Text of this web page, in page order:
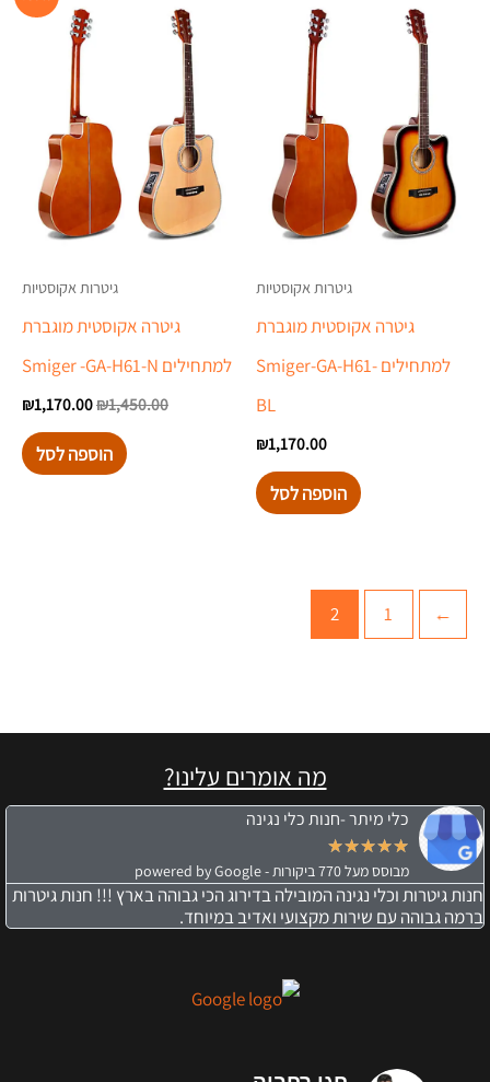
גיטרות אקוסטיות
גיטרה אקוסטית מוגברת
למתחילים Smiger-GA-H61-
BL
₪1,170.00
הוספה לסל
גיטרות אקוסטיות
גיטרה אקוסטית מוגברת
למתחילים Smiger -GA-H61-N
₪1,450.00
המקורי
היה:
₪1,450.00.
₪1,170.00
הוספה לסל
→
1
2
מה אומרים עלינו?
כלי מיתר -חנות כלי נגינה
★
★
★
★
★
מבוסס מעל 770 ביקורות - powered by Google
חנות גיטרות וכלי נגינה המובילה בדירוג הכי גבוהה בארץ !!! חנות גיטרות
ברמה גבוהה עם שירות מקצועי ואדיב במיוחד.